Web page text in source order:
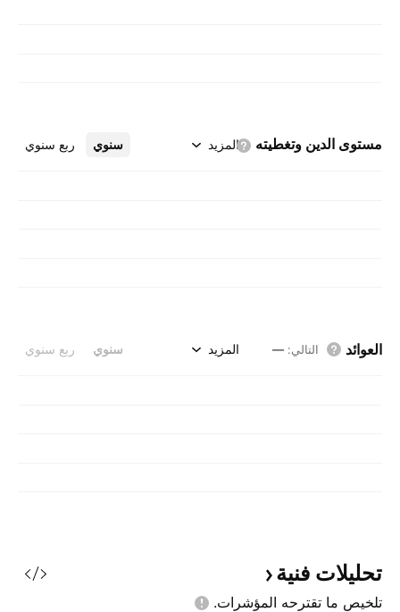
مستوى الدين وتغطيته سنوي ربع سنوي المزيد
العوائد التالي:
— سنوي ربع سنوي المزيد
تحليلات فنية
تلخيص ما تقترحه المؤشرات.